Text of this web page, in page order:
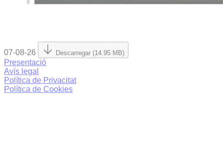
07-08-26 Descarregar (14.95 MB)
Presentació
Avís legal
Política de Privacitat
Política de Cookies